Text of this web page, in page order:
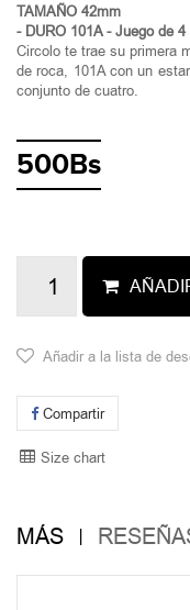
TAMAÑO 42mm
- DURO 101A - Juego de 4
Circolo te trae su primera
de roca, 101A con un
conjunto de cuatro.
500Bs
Añadir a la lista de
Compartir
Size chart
MÁS